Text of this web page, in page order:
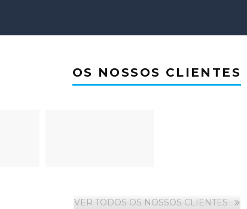
OS NOSSOS CLIENTES
VER TODOS OS NOSSOS CLIENTES